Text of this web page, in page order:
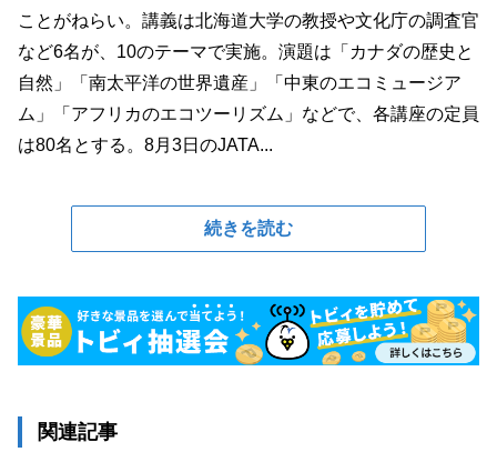
ことがねらい。講義は北海道大学の教授や文化庁の調査官
など6名が、10のテーマで実施。演題は「カナダの歴史と
自然」「南太平洋の世界遺産」「中東のエコミュージア
ム」「アフリカのエコツーリズム」などで、各講座の定員
は80名とする。8月3日のJATA...
続きを読む
関連記事